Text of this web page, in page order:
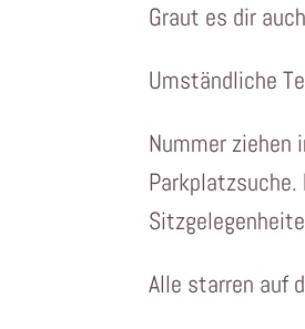
Graut es dir
Umständliche
Nummer ziehen
Parkplatzsuche.
Alle starren auf